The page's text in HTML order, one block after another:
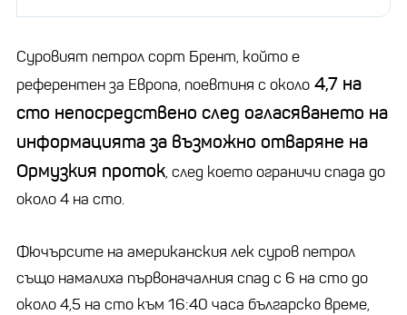
Суровият петрол сорт Брент, който е
референтен за Европа, поевтиня с около 4,7 на
сто непосредствено след огласяването на
информацията за възможно отваряне на
Ормузкия проток, след което ограничи спада до
около 4 на сто.
Фючърсите на американския лек суров петрол
също намалиха първоначалния спад с 6 на сто до
около 4,5 на сто към 16:40 часа българско време,